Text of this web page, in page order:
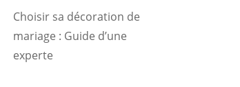
Choisir sa décoration de
mariage : Guide d’une
experte